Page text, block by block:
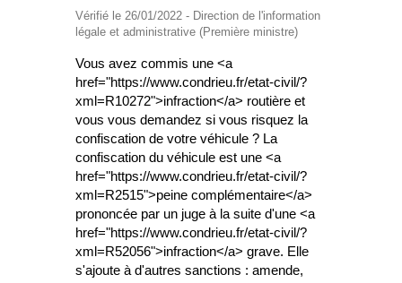
Vérifié le 26/01/2022 - Direction de l'information
légale et administrative (Première ministre)
Vous avez commis une <a
href="https://www.condrieu.fr/etat-civil/?
xml=R10272">infraction</a> routière et
vous vous demandez si vous risquez la
confiscation de votre véhicule ? La
confiscation du véhicule est une <a
href="https://www.condrieu.fr/etat-civil/?
xml=R2515">peine complémentaire</a>
prononcée par un juge à la suite d'une <a
href="https://www.condrieu.fr/etat-civil/?
xml=R52056">infraction</a> grave. Elle
s'ajoute à d'autres sanctions : amende,